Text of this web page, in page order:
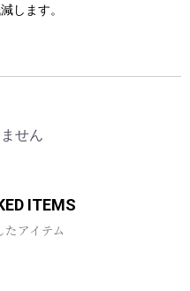
します。
せん
ITEMS
アイテム